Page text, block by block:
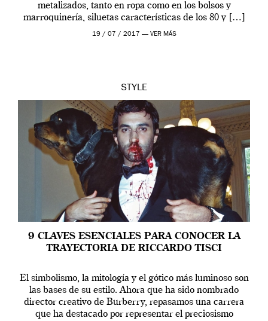
metalizados, tanto en ropa como en los bolsos y
marroquinería, siluetas características de los 80 y […]
19 / 07 / 2017 — VER MÁS
STYLE
9 CLAVES ESENCIALES PARA CONOCER LA
TRAYECTORIA DE RICCARDO TISCI
El simbolismo, la mitología y el gótico más luminoso son
las bases de su estilo. Ahora que ha sido nombrado
director creativo de Burberry, repasamos una carrera
que ha destacado por representar el preciosismo